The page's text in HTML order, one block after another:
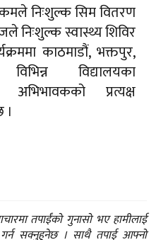
निःशुल्क सिम वितरण
निःशुल्क स्वास्थ्य शिविर
काठमाडौं, भक्तपुर,
विद्यालयका
अभिभावकको प्रत्यक्ष
तपाईंको गुनासो भए हामीलाई
सक्नुहुनेछ । साथै तपाई आफ्नो